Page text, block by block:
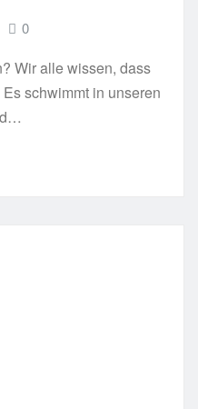
0
Wir alle wissen, dass
schwimmt in unseren